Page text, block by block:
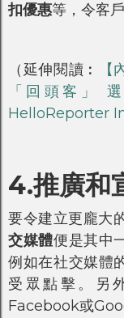
扣優惠等，令客
（延伸閱讀︰
「回頭客」
HelloReporter
4.推廣和
要令建立更龐大
交媒體便是其中
例如在社交媒體
受眾點擊。另
Facebook或